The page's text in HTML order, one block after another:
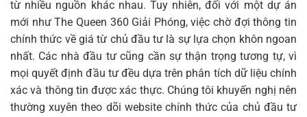
từ nhiều nguồn khác nhau. Tuy nhiên, đối với một dự án
mới như The Queen 360 Giải Phóng, việc chờ đợi thông tin
chính thức về giá từ chủ đầu tư là sự lựa chọn khôn ngoan
nhất. Các nhà đầu tư cũng cần sự thận trọng tương tự, vì
mọi quyết định đầu tư đều dựa trên phân tích dữ liệu chính
xác và thông tin được xác thực. Chúng tôi khuyến nghị nên
thường xuyên theo dõi website chính thức của chủ đầu tư